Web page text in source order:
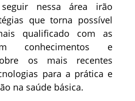
nessa área irão
que torna possível
qualificado com as
conhecimentos e
os mais recentes
para a prática e
na saúde básica.